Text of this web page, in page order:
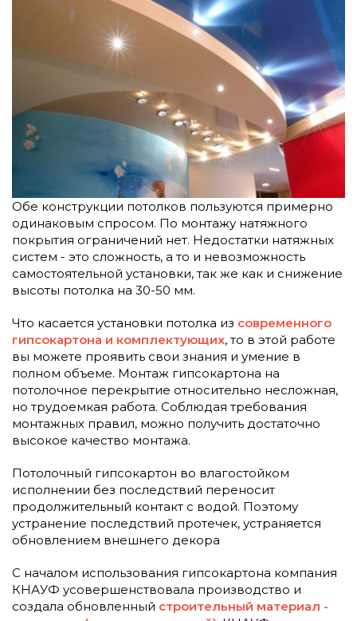
Обе конструкции потолков пользуются примерно
одинаковым спросом. По монтажу натяжного
покрытия ограничений нет. Недостатки натяжных
систем - это сложность, а то и невозможность
самостоятельной установки, так же как и снижение
высоты потолка на 30-50 мм.
Что касается установки потолка из современного
гипсокартона и комплектующих, то в этой работе
вы можете проявить свои знания и умение в
полном объеме. Монтаж гипсокартона на
потолочное перекрытие относительно несложная,
но трудоемкая работа. Соблюдая требования
монтажных правил, можно получить достаточно
высокое качество монтажа.
Потолочный гипсокартон во влагостойком
исполнении без последствий переносит
продолжительный контакт с водой. Поэтому
устранение последствий протечек, устраняется
обновлением внешнего декора
С началом использования гипсокартона компания
КНАУФ усовершенствовала производство и
создала обновленный строительный материал -